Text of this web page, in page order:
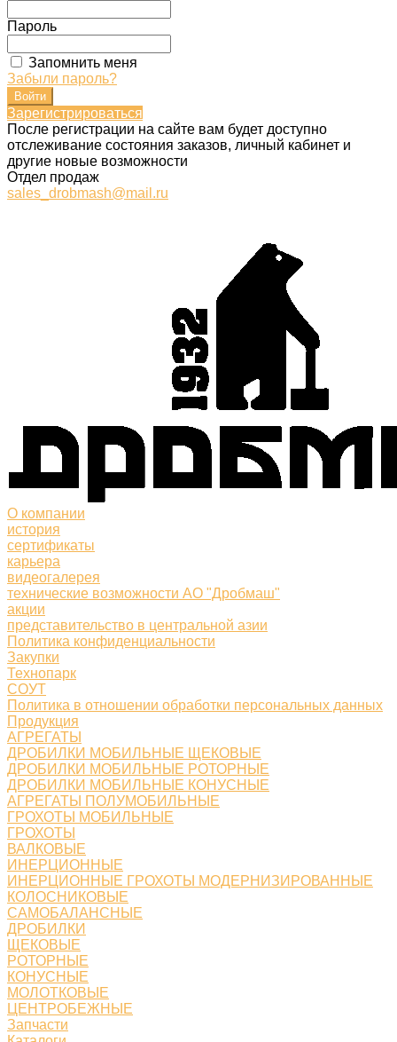
Пароль
Запомнить меня
Забыли пароль?
Зарегистрироваться
После регистрации на сайте вам будет доступно
отслеживание состояния заказов, личный кабинет и
другие новые возможности
Отдел продаж
sales_drobmash@mail.ru
О компании
история
сертификаты
карьера
видеогалерея
технические возможности АО "Дробмаш"
акции
представительство в центральной азии
Политика конфиденциальности
Закупки
Технопарк
СОУТ
Политика в отношении обработки персональных данных
Продукция
АГРЕГАТЫ
ДРОБИЛКИ МОБИЛЬНЫЕ ЩЕКОВЫЕ
ДРОБИЛКИ МОБИЛЬНЫЕ РОТОРНЫЕ
ДРОБИЛКИ МОБИЛЬНЫЕ КОНУСНЫЕ
АГРЕГАТЫ ПОЛУМОБИЛЬНЫЕ
ГРОХОТЫ МОБИЛЬНЫЕ
ГРОХОТЫ
ВАЛКОВЫЕ
ИНЕРЦИОННЫЕ
ИНЕРЦИОННЫЕ ГРОХОТЫ МОДЕРНИЗИРОВАННЫЕ
КОЛОСНИКОВЫЕ
САМОБАЛАНСНЫЕ
ДРОБИЛКИ
ЩЕКОВЫЕ
РОТОРНЫЕ
КОНУСНЫЕ
МОЛОТКОВЫЕ
ЦЕНТРОБЕЖНЫЕ
Запчасти